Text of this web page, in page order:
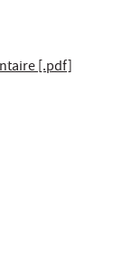
[.pdf]